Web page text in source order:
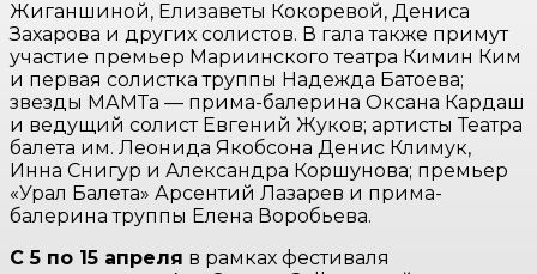
Жиганшиной, Елизаветы Кокоревой, Дениса
Захарова и других солистов. В гала также примут
участие премьер Мариинского театра Кимин Ким
и первая солистка труппы Надежда Батоева;
звезды МАМТа — прима-балерина Оксана Кардаш
и ведущий солист Евгений Жуков; артисты Театра
балета им. Леонида Якобсона Денис Климук,
Инна Снигур и Александра Коршунова; премьер
«Урал Балета» Арсентий Лазарев и прима-
балерина труппы Елена Воробьева.
С 5 по 15 апреля в рамках фестиваля